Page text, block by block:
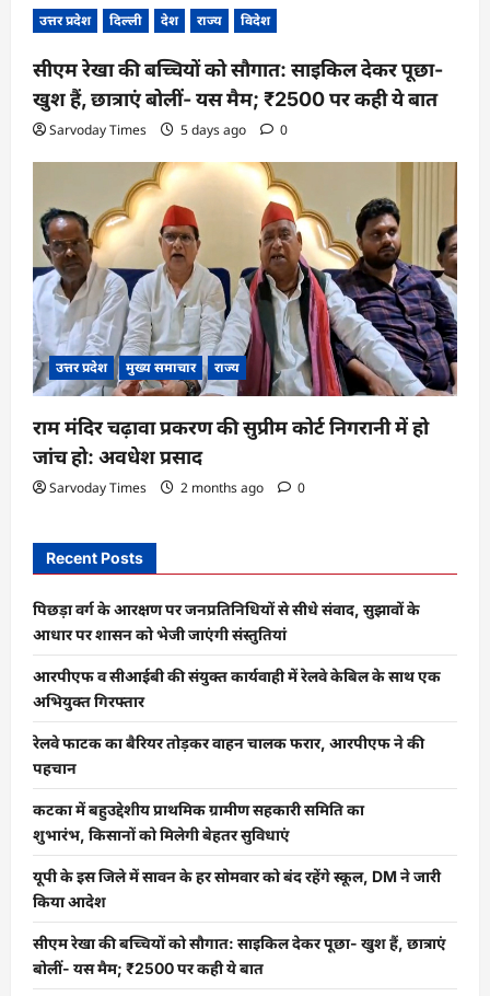
उत्तर प्रदेश दिल्ली देश राज्य विदेश
सीएम रेखा की बच्चियों को सौगात: साइकिल देकर पूछा-
खुश हैं, छात्राएं बोलीं- यस मैम; ₹2500 पर कही ये बात
Sarvoday Times 5 days ago 0
उत्तर प्रदेश मुख्य समाचार राज्य
राम मंदिर चढ़ावा प्रकरण की सुप्रीम कोर्ट निगरानी में हो
जांच हो: अवधेश प्रसाद
Sarvoday Times 2 months ago 0
Recent Posts
पिछड़ा वर्ग के आरक्षण पर जनप्रतिनिधियों से सीधे संवाद, सुझावों के
आधार पर शासन को भेजी जाएंगी संस्तुतियां
आरपीएफ व सीआईबी की संयुक्त कार्यवाही में रेलवे केबिल के साथ एक
अभियुक्त गिरफ्तार
रेलवे फाटक का बैरियर तोड़कर वाहन चालक फरार, आरपीएफ ने की
पहचान
कटका में बहुउद्देशीय प्राथमिक ग्रामीण सहकारी समिति का
शुभारंभ, किसानों को मिलेगी बेहतर सुविधाएं
यूपी के इस जिले में सावन के हर सोमवार को बंद रहेंगे स्कूल, DM ने जारी
किया आदेश
सीएम रेखा की बच्चियों को सौगात: साइकिल देकर पूछा- खुश हैं, छात्राएं
बोलीं- यस मैम; ₹2500 पर कही ये बात